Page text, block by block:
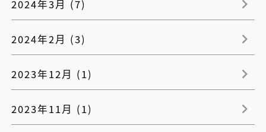
2024年3月 (7)
2024年2月 (3)
2023年12月 (1)
2023年11月 (1)